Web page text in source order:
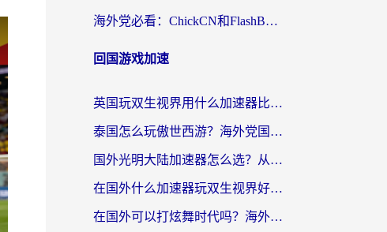
海外党必看：ChickCN和FlashBack好用吗？3招教你选对回国加速器（附云极、HomeCN、斧牛vs艾果对比）
回国游戏加速
英国玩双生视界用什么加速器比较好？海外党亲测有效的国服游戏加速方案
泰国怎么玩傲世西游？海外党国服游戏加速终极攻略（附光明大陆量子特攻实测）
国外光明大陆加速器怎么选？从卡顿到丝滑的终极指南（含德国玩走开外星人墨西哥玩俄罗斯方块技巧）
在国外什么加速器玩双生视界好用？海外党亲测不踩坑的终极指南
在国外可以打炫舞时代吗？海外玩家国服游戏加速全攻略（附实测推荐）